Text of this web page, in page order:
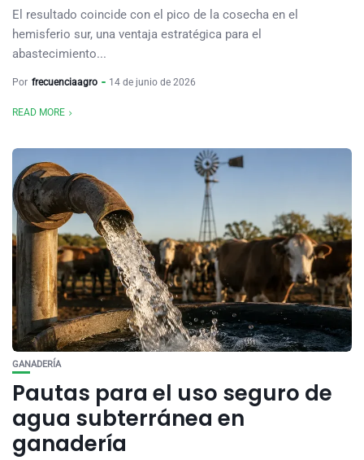
El resultado coincide con el pico de la cosecha en el
hemisferio sur, una ventaja estratégica para el
abastecimiento...
Por frecuenciaagro 14 de junio de 2026
READ MORE
GANADERÍA
Pautas para el uso seguro de
agua subterránea en
ganadería